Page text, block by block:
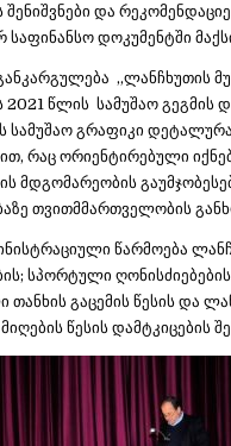
და
საფინანსო დოკუმენტში
„ლანჩხუთის
წლის სამუშაო გეგმის
სამუშაო გრაფიკი
რაც ორიენტირებული
მდგომარეობის
თვითმმართველობის
წარმოება
სპორტული
გაცემის წესის და
წესის დამტკიცების